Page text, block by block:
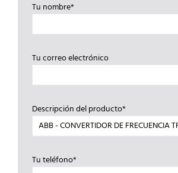
Tu nombre*
Tu correo electrónico
Descripción del producto*
Tu teléfono*